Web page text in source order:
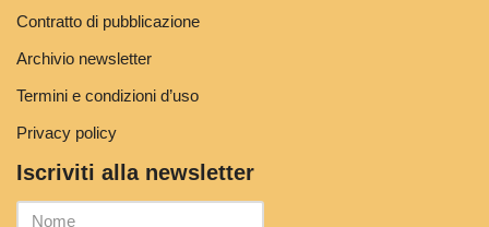
Contratto di pubblicazione
Archivio newsletter
Termini e condizioni d’uso
Privacy policy
Iscriviti alla newsletter